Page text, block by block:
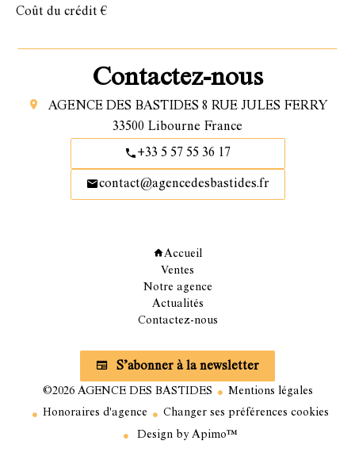
Coût du crédit€
Contactez-nous
AGENCE DES BASTIDES 8 RUE JULES FERRY
33500 Libourne France
+33 5 57 55 36 17
contact@agencedesbastides.fr
Accueil
Ventes
Notre agence
Actualités
Contactez-nous
S’abonner à la newsletter
©2026 AGENCE DES BASTIDES
Mentions légales
Honoraires d'agence
Changer ses préférences cookies
Design by Apimo™